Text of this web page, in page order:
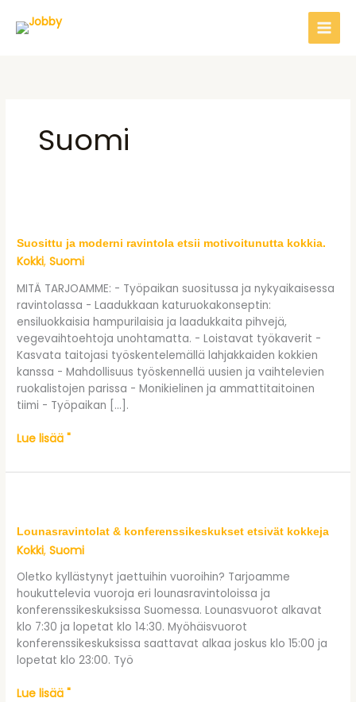
Suomi
Suosittu ja moderni ravintola etsii motivoitunutta kokkia.
Kokki,Suomi
MITÄ TARJOAMME: - Työpaikan suositussa ja nykyaikaisessa
ravintolassa - Laadukkaan katuruokakonseptin:
ensiluokkaisia hampurilaisia ja laadukkaita pihvejä,
vegevaihtoehtoja unohtamatta. - Loistavat työkaverit -
Kasvata taitojasi työskentelemällä lahjakkaiden kokkien
kanssa - Mahdollisuus työskennellä uusien ja vaihtelevien
ruokalistojen parissa - Monikielinen ja ammattitaitoinen
tiimi - Työpaikan [...].
Lue lisää "
Lounasravintolat & konferenssikeskukset etsivät kokkeja
Kokki,Suomi
Oletko kyllästynyt jaettuihin vuoroihin? Tarjoamme
houkuttelevia vuoroja eri lounasravintoloissa ja
konferenssikeskuksissa Suomessa. Lounasvuorot alkavat
klo 7:30 ja lopetat klo 14:30. Myöhäisvuorot
konferenssikeskuksissa saattavat alkaa joskus klo 15:00 ja
lopetat klo 23:00. Työ
Lue lisää "